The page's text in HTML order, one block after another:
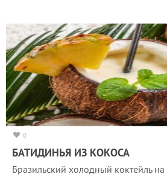
0
БАТИДИНЬЯ ИЗ КОКОСА
Бразильский холодный коктейль